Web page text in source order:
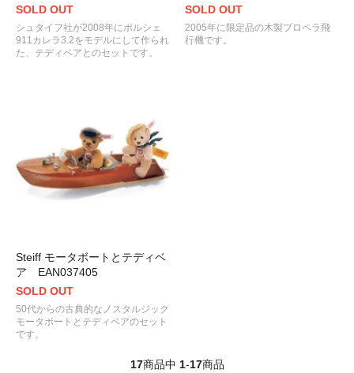
SOLD OUT
シュタイフ社が2008年にポルシェ
911カレラ3.2をモデルにして作られ
た、テディベアとのセットです。
SOLD OUT
2005年に限定品の木製プロペラ飛
行機です。
Steiff モータボートとテディベ
ア EAN037405
SOLD OUT
50代からの古典的なノスタルジック
モータボートとテディベアのセット
です。
17商品中 1-17商品